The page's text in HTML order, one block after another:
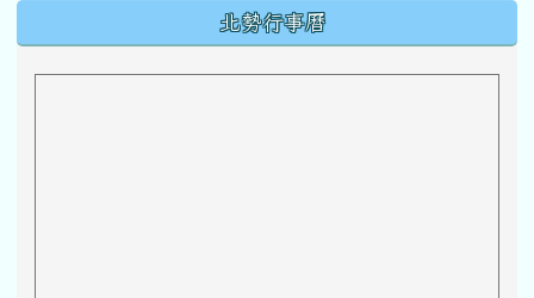
北勢行事曆